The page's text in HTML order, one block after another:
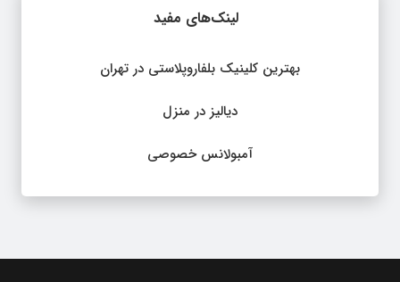
لینک‌های مفید
بهترین کلینیک بلفاروپلاستی در تهران
دیالیز در منزل
آمبولانس خصوصی